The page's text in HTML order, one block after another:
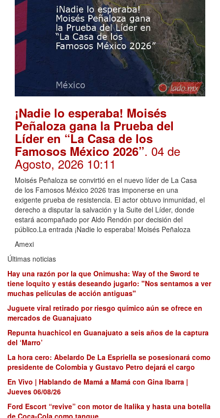
¡Nadie lo esperaba! Moisés
Peñaloza gana la Prueba del
Líder en “La Casa de los
Famosos México 2026”. 04 de
Agosto, 2026 10:11
Moisés Peñaloza se convirtió en el nuevo líder de La Casa
de los Famosos México 2026 tras imponerse en una
exigente prueba de resistencia. El actor obtuvo inmunidad, el
derecho a disputar la salvación y la Suite del Líder, donde
estará acompañado por Aldo Rendón por decisión del
público.La entrada ¡Nadie lo esperaba! Moisés Peñaloza
Amexi
Últimas noticias
Hay una razón por la que Onimusha: Way of the Sword te
tiene loquito y estás deseando jugarlo: "Nos sentamos a ver
muchas películas de acción antiguas"
Juguete viral retirado por riesgo químico aún se ofrece en
mercados de Guanajuato
Repunta huachicol en Guanajuato a seis años de la captura
del ‘Marro’
La hora cero: Abelardo De La Espriella se posesionará como
presidente de Colombia y Gustavo Petro dejará el cargo
En Vivo | Hablando de Mamá a Mamá con Gina Ibarra |
Jueves 06/08/26
Ford Escort “revive” con motor de Italika y hasta una botella
de Coca-Cola como tanque